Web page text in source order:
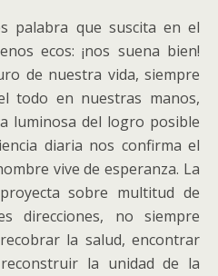
palabra que suscita en el
ecos: ¡nos suena bien!
de nuestra vida, siempre
todo en nuestras manos,
luminosa del logro posible
diaria nos confirma el
vive de esperanza. La
sobre multitud de
direcciones, no siempre
la salud, encontrar
la unidad de la